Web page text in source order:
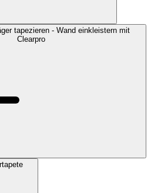
tapezieren - Wand einkleistern mit
Clearpro